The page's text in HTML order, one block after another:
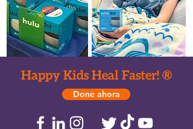
Happy Kids Heal Faster! ®
Done ahora